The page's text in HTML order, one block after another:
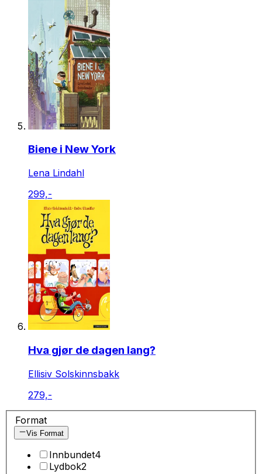
Biene i New York
Lena Lindahl
299,-
Hva gjør de dagen lang?
Ellisiv Solskinnsbakk
279,-
Format
Vis Format
Innbundet4
Lydbok2